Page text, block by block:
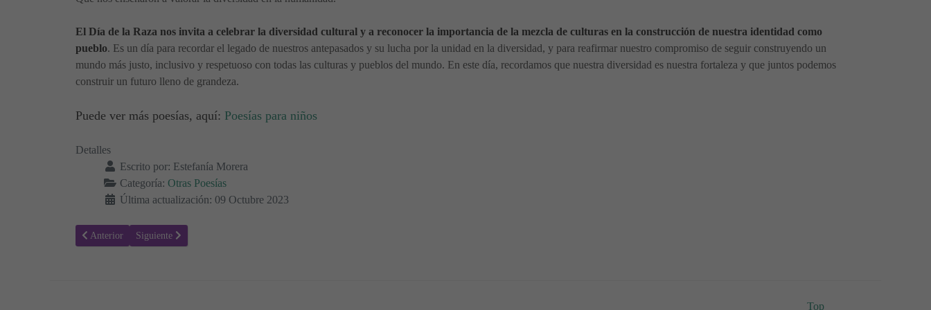
El Día de la Raza nos invita a celebrar la diversidad cultural y a reconocer la importancia de la mezcla de culturas en la construcción de nuestra identidad como
pueblo. Es un día para recordar el legado de nuestros antepasados y su lucha por la unidad en la diversidad, y para reafirmar nuestro compromiso de seguir construyendo un
mundo más justo, inclusivo y respetuoso con todas las culturas y pueblos del mundo. En este día, recordamos que nuestra diversidad es nuestra fortaleza y que juntos podemos
construir un futuro lleno de grandeza.
Puede ver más poesías, aquí: Poesías para niños
Detalles
Escrito por: Estefanía Morera
Categoría: Otras Poesías
Última actualización: 09 Octubre 2023
Artículo anterior: Mezcla de Culturas en el Día de la Raza - Poesías Infantiles
Anterior Artículo siguiente: La Magia de la Música 🎵🎵 - Poesías infantiles
Siguiente
Top